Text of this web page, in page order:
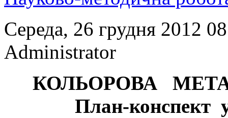
Середа, 26 грудня 2012
Administrator
КОЛЬОРОВА
План-конспект